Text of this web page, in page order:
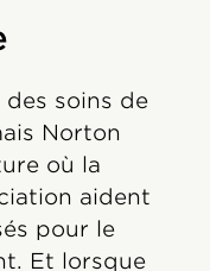
des soins de
Norton
où la
aident
pour le
Et lorsque